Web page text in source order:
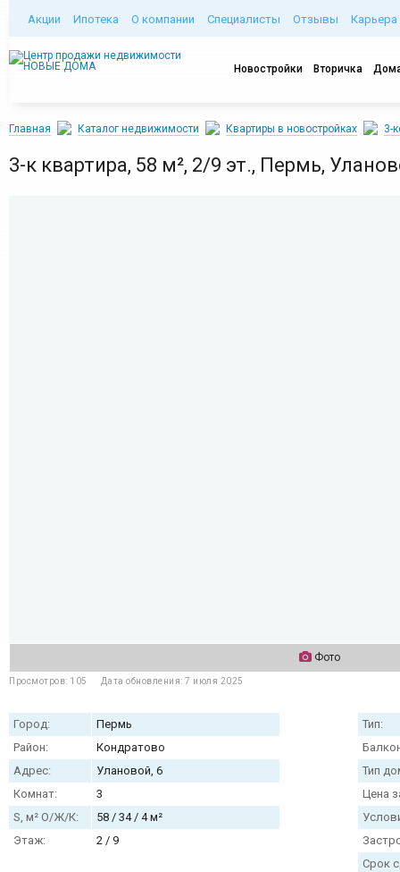
Акции Ипотека О компании Специалисты Отзывы Карьера
Новостройки Вторичка
Главная Каталог недвижимости Квартиры в новостройках 3-
3-к квартира, 58 м², 2/9 эт., Пермь,
Фото
Просмотров: 105 Дата обновления: 7 июля 2025
Город:
Пермь
Район:
Кондратово
Адрес:
Улановой, 6
Комнат:
3
S, м² О/Ж/К:
58 / 34 / 4 м²
Этаж:
2 / 9
Тип:
Тип
Цена
Срок